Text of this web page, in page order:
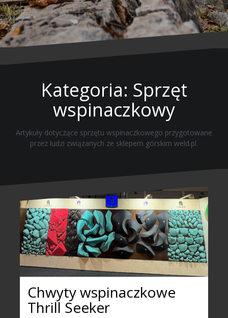
Kategoria: Sprzęt
wspinaczkowy
Artykuły dotyczące sprzętu wspinaczkowego przygotowane
przez ludzi związanych ze sklepem górskim weld.pl.
Chwyty wspinaczkowe
Thrill Seeker